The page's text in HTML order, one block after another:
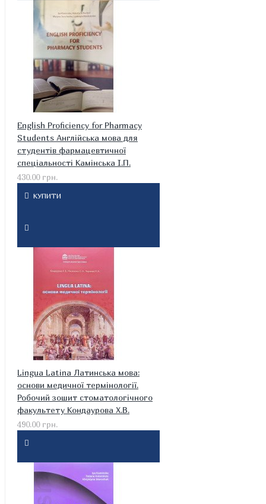
English Proficiency for Pharmacy
Students Англійська мова для
студентів фармацевтичної
спеціальності Камінська І.П.
430.00 грн.
КУПИТИ
Lingua Latina Латинська мова:
основи медичної термінології.
Робочий зошит стоматологічного
факультету Кондаурова Х.В.
490.00 грн.